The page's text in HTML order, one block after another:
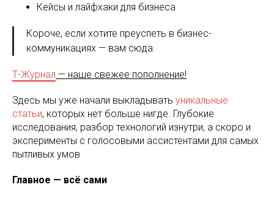
Кейсы и лайфхаки для бизнеса
Короче, если хотите преуспеть в бизнес-
коммуникациях — вам сюда.
Т-Журнал — наше свежее пополнение!
Здесь мы уже начали выкладывать уникальные
статьи, которых нет больше нигде. Глубокие
исследования, разбор технологий изнутри, а скоро и
эксперименты с голосовыми ассистентами для самых
пытливых умов
Главное — всё сами